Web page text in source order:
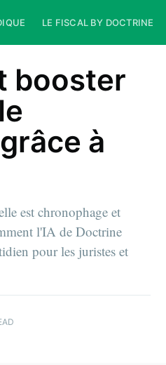
LE FISCAL BY DOCTRINE
booster
à
est chronophage et
l'IA de Doctrine
pour les juristes et